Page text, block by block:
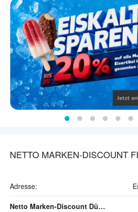
NETTO MARKEN-DISCOUNT
Adresse:
Netto Marken-Discount Düsseldorf